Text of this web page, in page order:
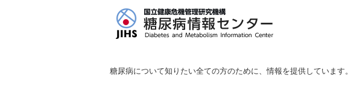
糖尿病について知りたい全ての方のために、情報を提供しています。